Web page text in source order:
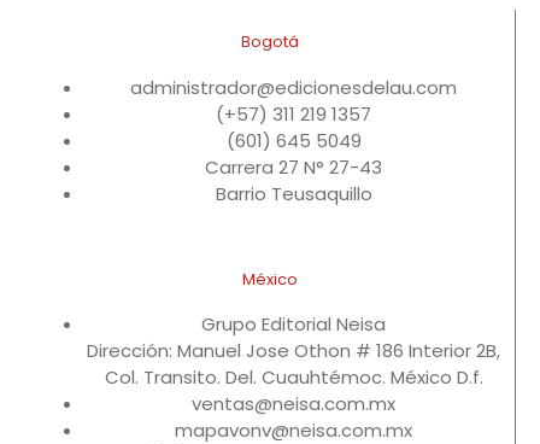
Bogotá
administrador@edicionesdelau.com
(+57) 311 219 1357
(601) 645 5049
Carrera 27 N° 27-43
Barrio Teusaquillo
México
Grupo Editorial Neisa
Dirección: Manuel Jose Othon # 186 Interior 2B,
Col. Transito. Del. Cuauhtémoc. México D.f.
ventas@neisa.com.mx
mapavonv@neisa.com.mx